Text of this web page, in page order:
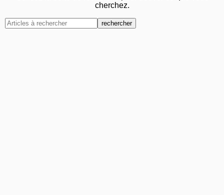
cherchez.
rechercher